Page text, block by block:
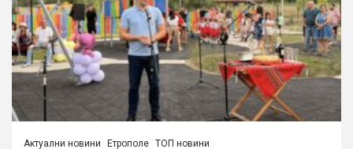
Актуални новини Етрополе ТОП новини